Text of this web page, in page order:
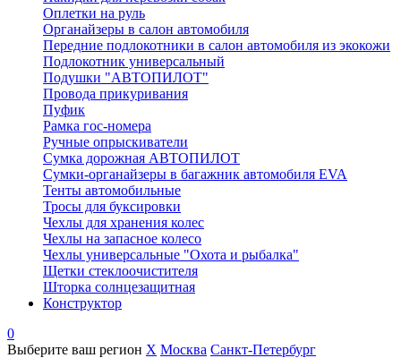
Оплетки на руль
Органайзеры в салон автомобиля
Передние подлокотники в салон автомобиля из экокожи
Подлокотник универсальный
Подушки "АВТОПИЛОТ"
Провода прикуривания
Пуфик
Рамка гос-номера
Ручные опрыскиватели
Сумка дорожная АВТОПИЛОТ
Сумки-органайзеры в багажник автомобиля EVA
Тенты автомобильные
Тросы для буксировки
Чехлы для хранения колес
Чехлы на запасное колесо
Чехлы универсальные "Охота и рыбалка"
Щетки стеклоочистителя
Шторка солнцезащитная
Конструктор
0
Выберите ваш регион X Москва Санкт-Петербург